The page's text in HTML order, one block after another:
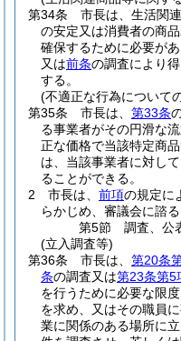
第34条
市長は、生活関
の安定又は消費者の商
確保するために必要があ
又は前条の調査により
する。
(不適正な行為について
第35条
市長は、 第33条
る事業者がその円滑な
正な価格で当該特定商
は、当該事業者に対し
ることができる。
2
市長は、 前項の規定に
らかじめ、審議会に諮る
第5節
調査、公
(立入調査等)
第36条
市長は、 第20条
条の調査又は第23条第5
を行うために必要な限
を求め、又はその職員
業に関係のある場所に